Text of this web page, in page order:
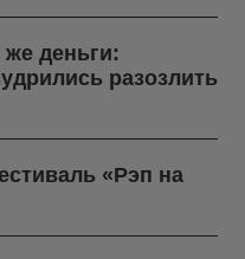
деньги:
разозлить
«Рэп на